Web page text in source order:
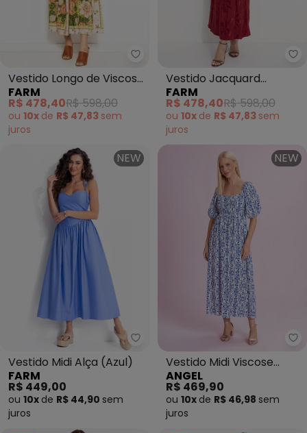
Farm - Vestido Longo de
Vestido Longo de Viscose
Lenço Estrela (Verde)
FARM
R$ 478,40R$ 598,00
ou 10x de R$ 47,83 sem
juros
Vestido Jacquard
Coqueirada (Vermelho)
FARM
R$ 478,40R$ 598,00
ou 10x de R$ 47,83 sem
juros
NEW
Farm - Vestido Midi Alça (Azul)
Vestido Midi Alça (Azul)
FARM
R$ 449,00
ou 10x de R$ 44,90 sem
juros
NEW
Vestido Midi Viscose
Estampada (Azul)
ANGEL
R$ 469,90
ou 10x de R$ 46,98 sem
juros